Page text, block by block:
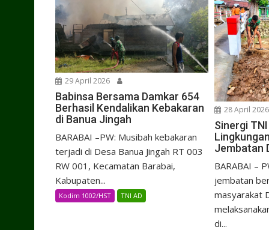
29 April 2026
Babinsa Bersama Damkar 654
Berhasil Kendalikan Kebakaran
di Banua Jingah
BARABAI –PW: Musibah kebakaran
terjadi di Desa Banua Jingah RT 003
RW 001, Kecamatan Barabai,
Kabupaten...
Kodim 1002/HST TNI AD
28 April 2026
Sinergi
Jembatan
BARABAI –
jembatan
masyarakat
di...